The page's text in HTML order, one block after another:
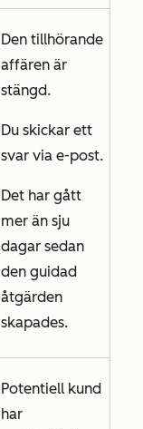
Den tillhörande
affären är
stängd.
Du skickar ett
svar via e-post.
Det har gått
mer än sju
dagar sedan
den guidad
åtgärden
skapades.
Potentiell kund
har